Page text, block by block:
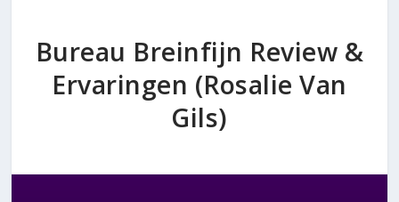
Bureau Breinfijn Review &
Ervaringen (Rosalie Van
Gils)